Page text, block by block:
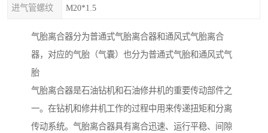
进气管螺纹 M20*1.5
气胎离合器分为普通式气胎离合器和通风式气胎离合
器，对应的气胎（气囊）也分为普通式气胎和通风式气
胎
气胎离合器是石油钻机和石油修井机的重要传动部件之
一。在钻机和修井机工作的过程中用来传递扭矩和分离
传动系统。气胎离合器具有离合迅速、运行平稳、间隙